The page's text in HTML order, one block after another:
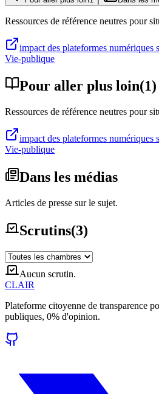
Ressources de référence neutres pour
impact des plateformes numériques
Vie-publique
Pour aller plus loin(1)
Ressources de référence neutres pour
impact des plateformes numériques
Vie-publique
Dans les médias
Articles de presse sur le sujet.
Scrutins(3)
Aucun scrutin.
CLAIR
Plateforme citoyenne de transparence
publiques, 0% d'opinion.